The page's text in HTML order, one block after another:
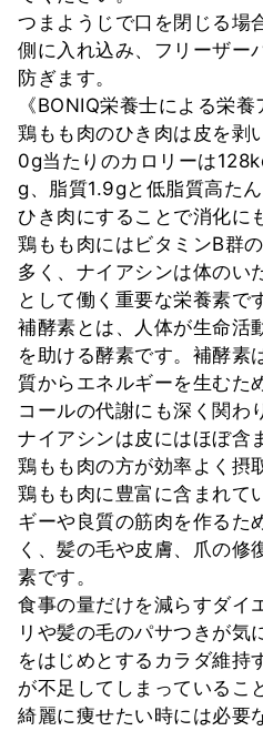
つまようじで口を閉じる場
側に入れ込み、フリーザー
防ぎます。
《BONIQ栄養士による栄養
鶏もも肉のひき肉は皮を剥
0g当たりのカロリーは
g、脂質1.9gと低脂質高たん
ひき肉にすることで消化に
鶏もも肉にはビタミンB群
多く、ナイアシンは体のい
として働く重要な栄養素で
補酵素とは、人体が生命活
を助ける酵素です。補酵素
質からエネルギーを生むた
コールの代謝にも深く関わ
ナイアシンは皮にはほぼ含
鶏もも肉の方が効率よく摂
鶏もも肉に豊富に含まれて
ギーや良質の筋肉を作るた
く、髪の毛や皮膚、爪の修
素です。
食事の量だけを減らすダイ
リや髪の毛のパサつきが気
をはじめとするカラダ維持
が不足してしまっているこ
綺麗に痩せたい時には必要